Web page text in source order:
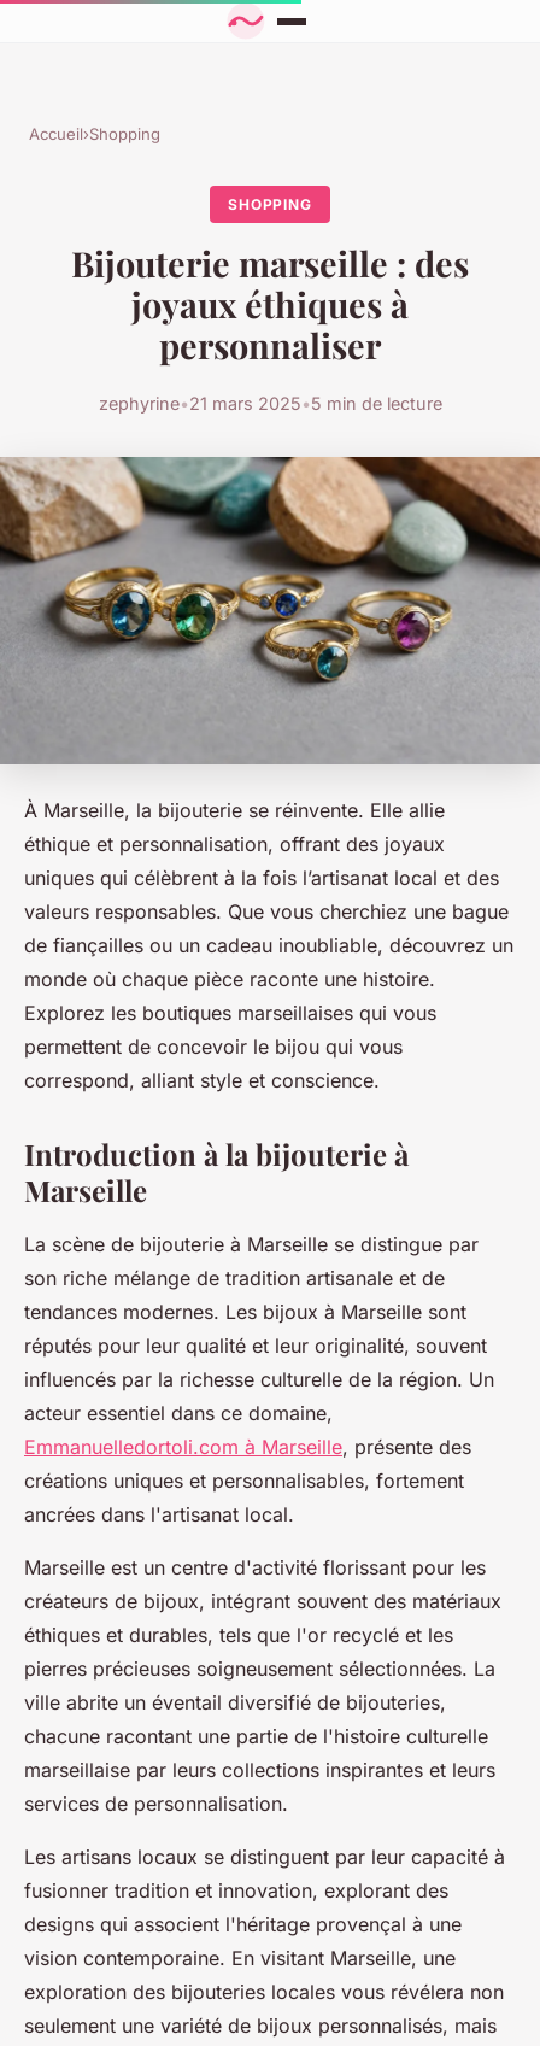
Accueil›Shopping
SHOPPING
Bijouterie marseille : des
joyaux éthiques à
personnaliser
zephyrine•21 mars 2025•5 min de lecture
À Marseille, la bijouterie se réinvente. Elle allie
éthique et personnalisation, offrant des joyaux
uniques qui célèbrent à la fois l’artisanat local et des
valeurs responsables. Que vous cherchiez une bague
de fiançailles ou un cadeau inoubliable, découvrez un
monde où chaque pièce raconte une histoire.
Explorez les boutiques marseillaises qui vous
permettent de concevoir le bijou qui vous
correspond, alliant style et conscience.
Introduction à la bijouterie à
Marseille
La scène de bijouterie à Marseille se distingue par
son riche mélange de tradition artisanale et de
tendances modernes. Les bijoux à Marseille sont
réputés pour leur qualité et leur originalité, souvent
influencés par la richesse culturelle de la région. Un
acteur essentiel dans ce domaine,
Emmanuelledortoli.com à Marseille, présente des
créations uniques et personnalisables, fortement
ancrées dans l'artisanat local.
Marseille est un centre d'activité florissant pour les
créateurs de bijoux, intégrant souvent des matériaux
éthiques et durables, tels que l'or recyclé et les
pierres précieuses soigneusement sélectionnées. La
ville abrite un éventail diversifié de bijouteries,
chacune racontant une partie de l'histoire culturelle
marseillaise par leurs collections inspirantes et leurs
services de personnalisation.
Les artisans locaux se distinguent par leur capacité à
fusionner tradition et innovation, explorant des
designs qui associent l'héritage provençal à une
vision contemporaine. En visitant Marseille, une
exploration des bijouteries locales vous révélera non
seulement une variété de bijoux personnalisés, mais